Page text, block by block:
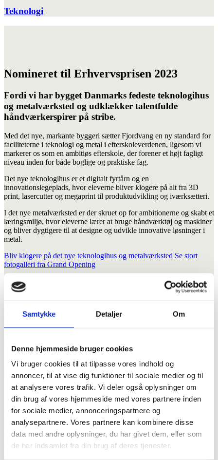
Samtykke Detaljer Om
Denne hjemmeside bruger cookies
Vi bruger cookies til at tilpasse vores indhold og
annoncer, til at vise dig funktioner til sociale medier og til
at analysere vores trafik. Vi deler også oplysninger om
din brug af vores hjemmeside med vores partnere inden
for sociale medier, annonceringspartnere og
analysepartnere. Vores partnere kan kombinere disse
data med andre oplysninger, du har givet dem, eller som
de har indsamlet fra din brug af deres tjenester.
Teknologi
Nomineret til Erhvervsprisen 2023
Fordi vi har bygget Danmarks fedeste teknologihus
og metalværksted og udklækker talentfulde
håndværkerspirer på stribe.
Med det nye, markante byggeri sætter Fjordvang en ny standard for
faciliteterne i teknologi og metal i efterskoleverdenen, ligesom vi
markerer os som en ambitiøs efterskole, der forener et højt fagligt
niveau inden for både boglige og praktiske fag.
Det nye teknologihus er et digitalt fyrtårn og en
innovationslegeplads, hvor eleverne bliver klogere på alt fra 3D
print, lasercutter og megaprint til produktudvikling og iværksætteri.
I det nye metalværksted er der skruet op for ambitionerne og skabt et
læringsmiljø, hvor eleverne lærer at bruge håndværktøj og maskiner
og bliver dygtigere til at designe og udvikle innovative løsninger i
metal.
Bliv klogere på det nye teknologihus og metalværksted Se stort
fotogalleri fra Grand Opening
8 gode grunde til at du skal vælge
Fjordvang
10. klasse på Fjordvang
Drømmer du om et efterskoleeventyr, hvor du rykker dig fagligt og
som menneske? Fjordvang er en efterskole for dig, der har
ambitioner.
Vi har skabt en 10. klasse, hvor du vil opleve det fedeste fællesskab,
spændende linjefag og en projektorienteret boglig undervisning, der